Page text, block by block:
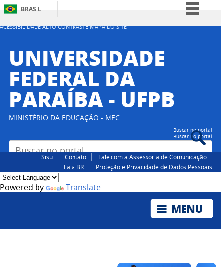
ACESSIBILIDADE ALTO CONTRASTE MAPA DO SITE
BRASIL
Simplifique!
Participe
Acesso à informação
Canais
UNIVERSIDADE
FEDERAL DA
PARAÍBA - UFPB
MINISTÉRIO DA EDUCAÇÃO - MEC
Buscar no portal
Buscar no portal
Sisu Contato
Fale com a Assessoria de Comunicação
Fala.BR
Proteção e Privacidade de Dados Pessoais
Powered by Translate